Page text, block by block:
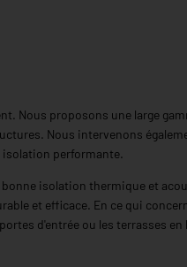
Nous proposons une large
Nous intervenons
performante.
isolation thermique et
et efficace. En ce qui
d'entrée ou les terrasses